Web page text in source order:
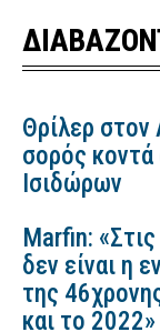
Θρίλερ στον
σορός
Ισιδώρων
Marfin:
δεν είναι η
της
και το 2022»